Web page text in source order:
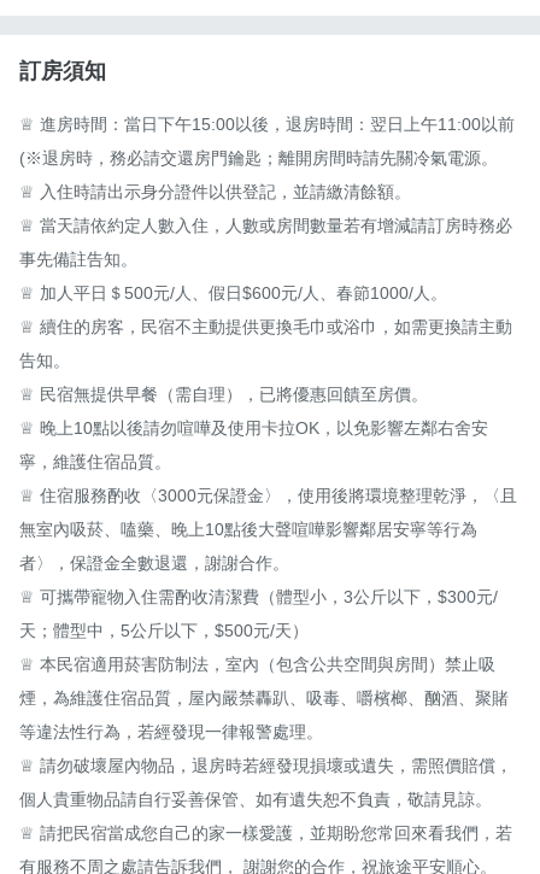
訂房須知
♕ 進房時間：當日下午15:00以後，退房時間：翌日上午11:00以前
(※退房時，務必請交還房門鑰匙；離開房間時請先關冷氣電源。
♕ 入住時請出示身分證件以供登記，並請繳清餘額。
♕ 當天請依約定人數入住，人數或房間數量若有增減請訂房時務必
事先備註告知。
♕ 加人平日＄500元/人、假日$600元/人、春節1000/人。
♕ 續住的房客，民宿不主動提供更換毛巾或浴巾，如需更換請主動
告知。
♕ 民宿無提供早餐（需自理），已將優惠回饋至房價。
♕ 晚上10點以後請勿喧嘩及使用卡拉OK，以免影響左鄰右舍安
寧，維護住宿品質。
♕ 住宿服務酌收〈3000元保證金〉，使用後將環境整理乾淨，〈且
無室內吸菸、嗑藥、晚上10點後大聲喧嘩影響鄰居安寧等行為
者〉，保證金全數退還，謝謝合作。
♕ 可攜帶寵物入住需酌收清潔費（體型小，3公斤以下，$300元/
天；體型中，5公斤以下，$500元/天）
♕ 本民宿適用菸害防制法，室內（包含公共空間與房間）禁止吸
煙，為維護住宿品質，屋內嚴禁轟趴、吸毒、嚼檳榔、酗酒、聚賭
等違法性行為，若經發現一律報警處理。
♕ 請勿破壞屋內物品，退房時若經發現損壞或遺失，需照價賠償，
個人貴重物品請自行妥善保管、如有遺失恕不負責，敬請見諒。
♕ 請把民宿當成您自己的家一樣愛護，並期盼您常回來看我們，若
有服務不周之處請告訴我們， 謝謝您的合作，祝旅途平安順心。